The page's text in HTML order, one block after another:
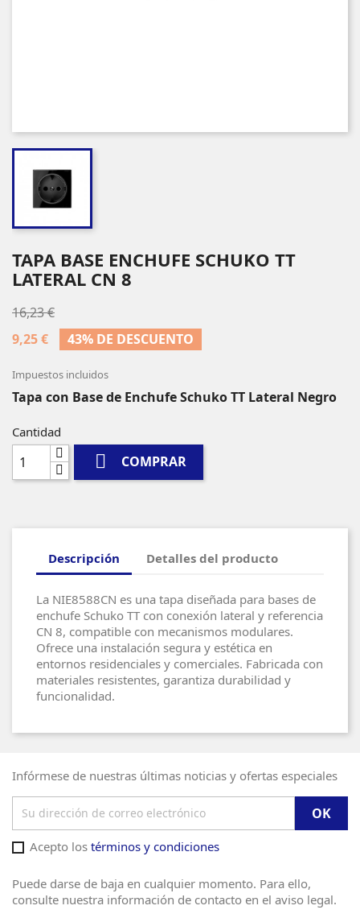
TAPA BASE ENCHUFE SCHUKO TT
LATERAL CN 8
16,23 €
9,25 €
43% DE DESCUENTO
Impuestos incluidos
Tapa con Base de Enchufe Schuko TT Lateral Negro
Cantidad
 COMPRAR
Descripción Detalles del producto
La NIE8588CN es una tapa diseñada para bases de
enchufe Schuko TT con conexión lateral y referencia
CN 8, compatible con mecanismos modulares.
Ofrece una instalación segura y estética en
entornos residenciales y comerciales. Fabricada con
materiales resistentes, garantiza durabilidad y
funcionalidad.
Infórmese de nuestras últimas noticias y ofertas especiales
Acepto los términos y condiciones
Puede darse de baja en cualquier momento. Para ello,
consulte nuestra información de contacto en el aviso legal.